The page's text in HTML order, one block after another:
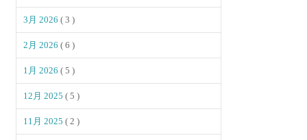
3月 2026( 3 )
2月 2026( 6 )
1月 2026( 5 )
12月 2025( 5 )
11月 2025( 2 )